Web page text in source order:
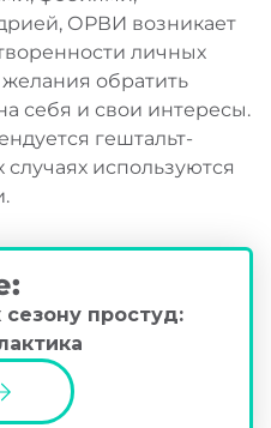
фобиями,
ОРВИ возникает
личных
обратить
себя и свои интересы.
гештальт-
случаях используются
сезону простуд: